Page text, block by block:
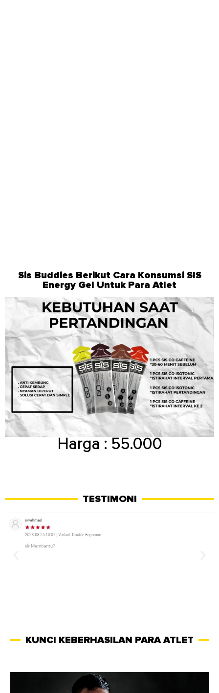
Sis Buddies Berikut Cara Konsumsi SIS
Energy Gel Untuk Para Atlet
Harga : 55.000
TESTIMONI
KUNCI KEBERHASILAN PARA ATLET